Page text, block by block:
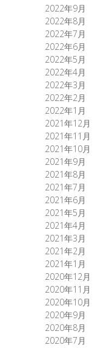
2022年9月
2022年8月
2022年7月
2022年6月
2022年5月
2022年4月
2022年3月
2022年2月
2022年1月
2021年12月
2021年11月
2021年10月
2021年9月
2021年8月
2021年7月
2021年6月
2021年5月
2021年4月
2021年3月
2021年2月
2021年1月
2020年12月
2020年11月
2020年10月
2020年9月
2020年8月
2020年7月